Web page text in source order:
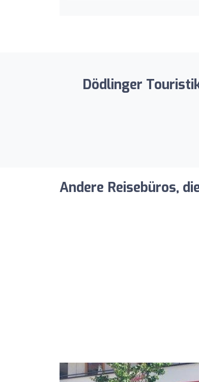
Dödlinger
Andere Reisebüros,